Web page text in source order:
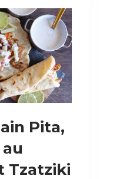
Pita,
Tzatziki